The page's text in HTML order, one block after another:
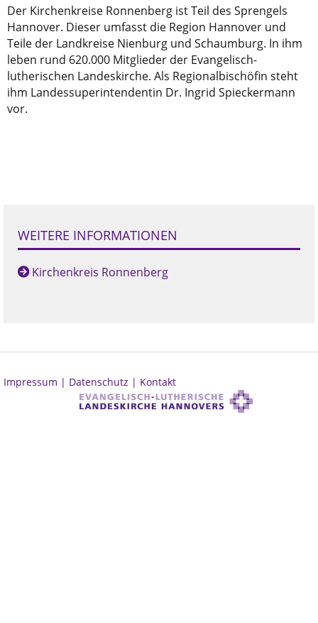
Der Kirchenkreise Ronnenberg ist Teil des Sprengels
Hannover. Dieser umfasst die Region Hannover und
Teile der Landkreise Nienburg und Schaumburg. In ihm
leben rund 620.000 Mitglieder der Evangelisch-
lutherischen Landeskirche. Als Regionalbischöfin steht
ihm Landessuperintendentin Dr. Ingrid Spieckermann
vor.
WEITERE INFORMATIONEN
Kirchenkreis Ronnenberg
Impressum | Datenschutz | Kontakt